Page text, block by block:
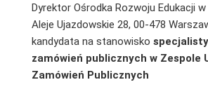
Dyrektor Ośrodka Rozwoju Edukacji
Aleje Ujazdowskie 28, 00-478
kandydata na stanowisko
zamówień publicznych w Zespole
Zamówień Publicznych